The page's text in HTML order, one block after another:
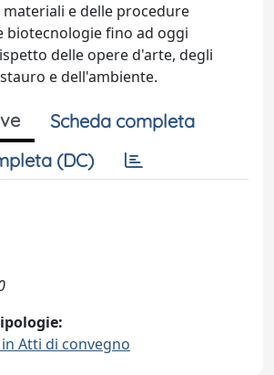
e delle procedure
biotecnologie fino ad oggi
delle opere d'arte, degli
e dell'ambiente.
Scheda completa
(DC)
Atti di convegno